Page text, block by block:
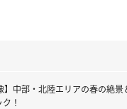
】中部・北陸エリアの春の絶
！